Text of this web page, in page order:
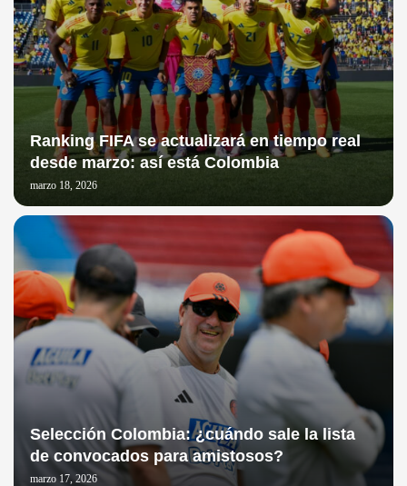
Ranking FIFA se actualizará en tiempo real
desde marzo: así está Colombia
marzo 18, 2026
Selección Colombia: ¿cuándo sale la lista
de convocados para amistosos?
marzo 17, 2026